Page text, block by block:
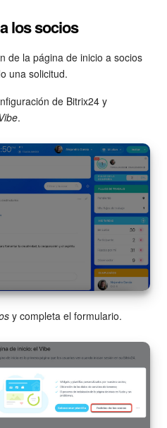
RR. HH.
los socios
de la página de inicio a socios
una solicitud.
de Bitrix24 y
.
y completa el formulario.